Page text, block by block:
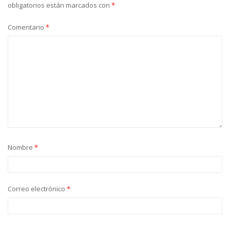
obligatorios están marcados con *
Comentario *
Nombre *
Correo electrónico *